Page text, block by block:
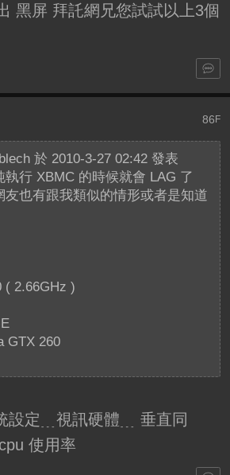
黑屏 拜託網兄您試試以上3個
86F
於 2010-3-27 02:42 發表
行 XBMC 的時候就會 LAG 了
友也有跟我類似的情形或者是知道
( 2.66GHz )
GTX 260
設定﹍視訊硬體﹍ 垂直同
使用率